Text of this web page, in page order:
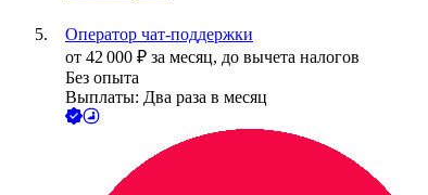
Оператор чат-поддержки
от 42 000 ₽ за месяц, до вычета налогов
Без опыта
Выплаты: Два раза в месяц